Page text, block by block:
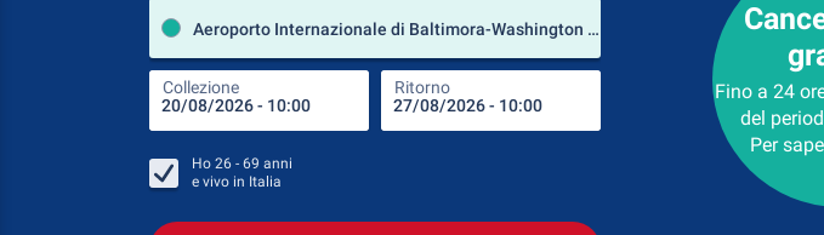
Aeroporto Internazionale di Baltimora-Washington Thurgood Marshall (Maryland / Stati Uniti d'America)
Collezione Ritorno
Luogo del noleggio
Luogo di ritorno
Ho 26 - 69 anni
e vivo in Italia
Fino a 24
del
Per